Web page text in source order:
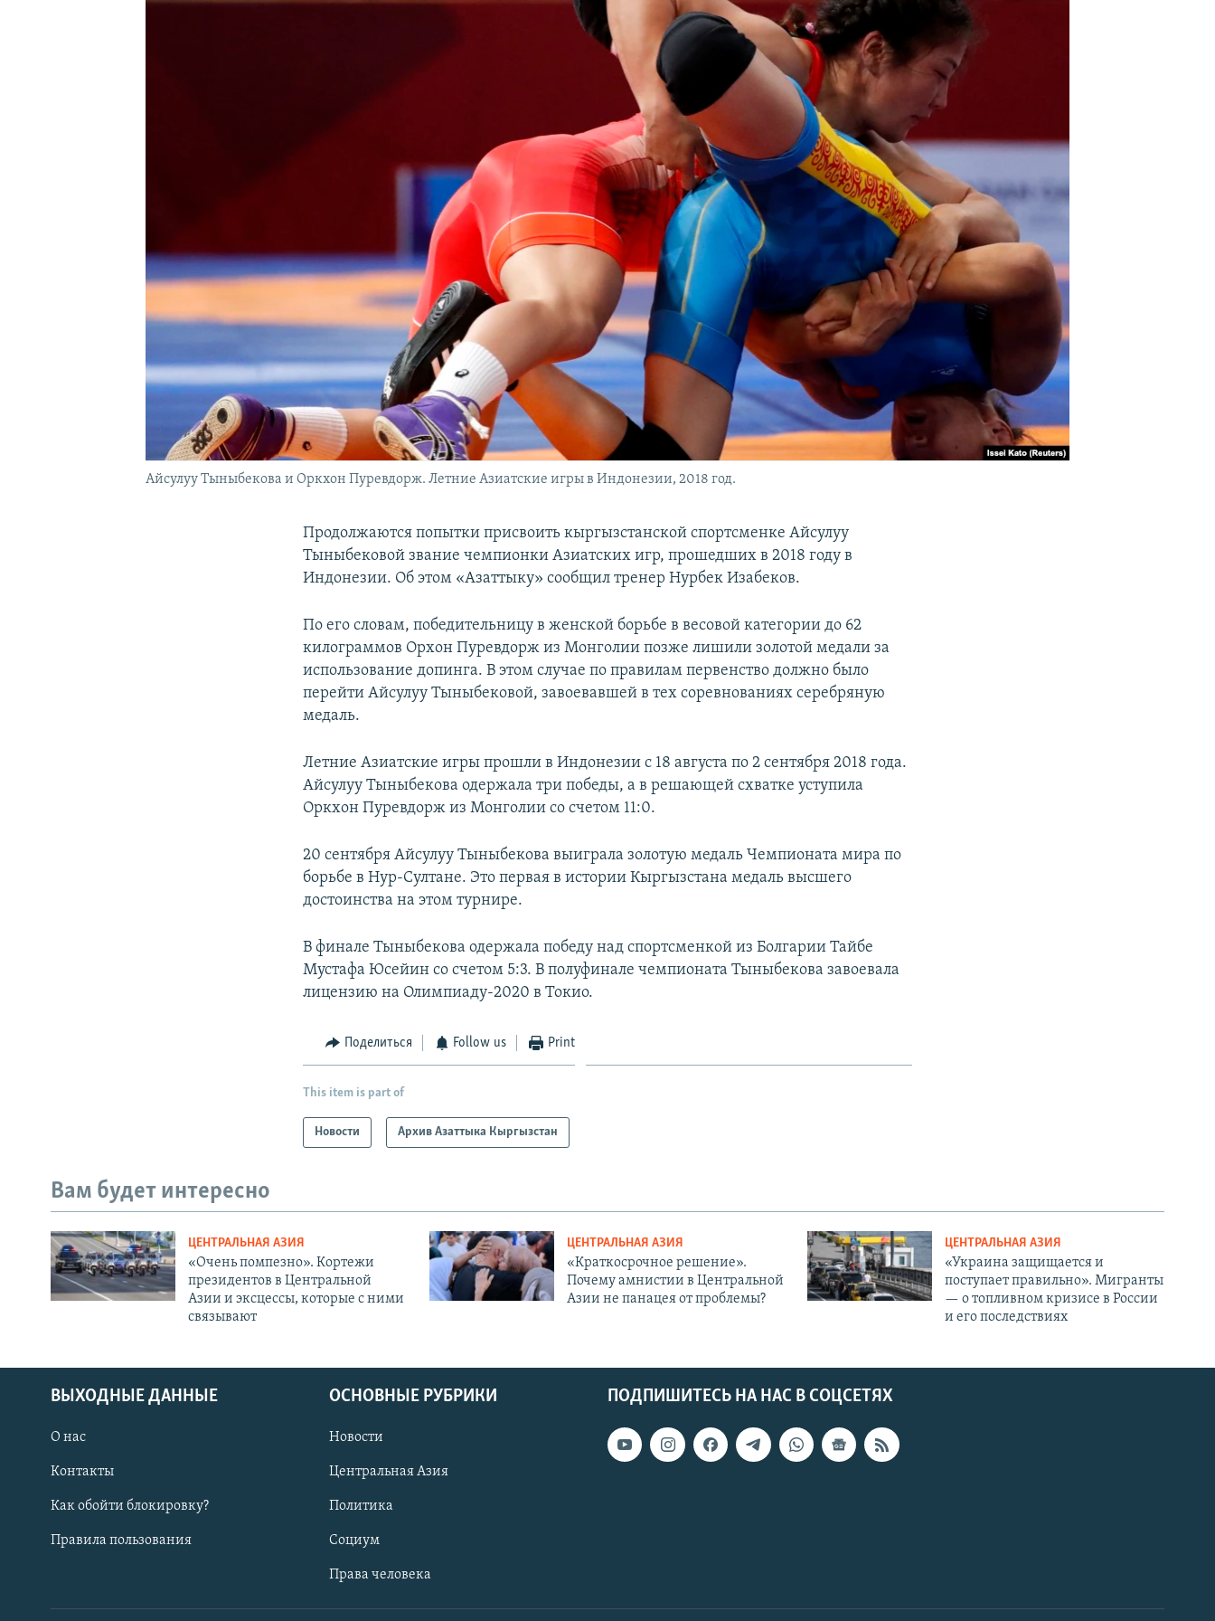
Айсулуу Тыныбекова и Оркхон Пуревдорж. Летние Азиатские игры в Индонезии, 2018 год.
Продолжаются попытки присвоить кыргызстанской спортсменке Айсулуу
Тыныбековой звание чемпионки Азиатских игр, прошедших в 2018 году в
Индонезии. Об этом «Азаттыку» сообщил тренер Нурбек Изабеков.
По его словам, победительницу в женской борьбе в весовой категории до 62
килограммов Орхон Пуревдорж из Монголии позже лишили золотой медали за
использование допинга. В этом случае по правилам первенство должно было
перейти Айсулуу Тыныбековой, завоевавшей в тех соревнованиях серебряную
медаль.
Летние Азиатские игры прошли в Индонезии с 18 августа по 2 сентября 2018 года.
Айсулуу Тыныбекова одержала три победы, а в решающей схватке уступила
Оркхон Пуревдорж из Монголии со счетом 11:0.
20 сентября Айсулуу Тыныбекова выиграла золотую медаль Чемпионата мира по
борьбе в Нур-Султане. Это первая в истории Кыргызстана медаль высшего
достоинства на этом турнире.
В финале Тыныбекова одержала победу над спортсменкой из Болгарии Тайбе
Мустафа Юсейин со счетом 5:3. В полуфинале чемпионата Тыныбекова завоевала
лицензию на Олимпиаду-2020 в Токио.
Поделиться Follow us Print
This item is part of
Новости Архив Азаттыка Кыргызстан
Вам будет интересно
ЦЕНТРАЛЬНАЯ АЗИЯ
«Очень помпезно». Кортежи
президентов в Центральной
Азии и эксцессы, которые с ними
связывают
ЦЕНТРАЛЬНАЯ АЗИЯ
«Краткосрочное решение».
Почему амнистии в Центральной
Азии не панацея от проблемы?
ЦЕНТРАЛЬНАЯ АЗИЯ
«Украина защищается и
поступает правильно». Мигранты
— о топливном кризисе в России
и его последствиях
ПОДПИШИТЕСЬ НА НАС В СОЦСЕТЯХ
ВЫХОДНЫЕ ДАННЫЕ
О нас
Контакты
Как обойти блокировку?
Правила пользования
ОСНОВНЫЕ РУБРИКИ
Новости
Центральная Азия
Политика
Социум
Права человека